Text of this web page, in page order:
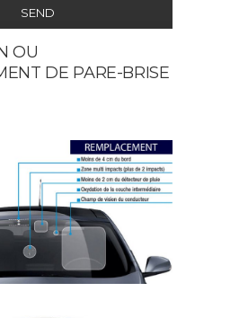
SEND
OU
DE PARE-BRISE